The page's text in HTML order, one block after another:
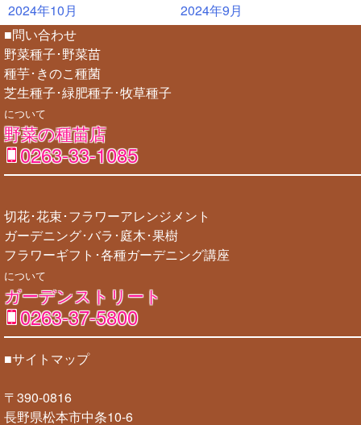
2024年10月
2024年9月
■問い合わせ
野菜種子･野菜苗
種芋･きのこ種菌
芝生種子･緑肥種子･牧草種子
について
野菜の種苗店
0263-33-1085
切花･花束･フラワーアレンジメント
ガーデニング･バラ･庭木･果樹
フラワーギフト･各種ガーデニング講座
について
ガーデンストリート
0263-37-5800
■サイトマップ
〒390-0816
長野県松本市中条10-6